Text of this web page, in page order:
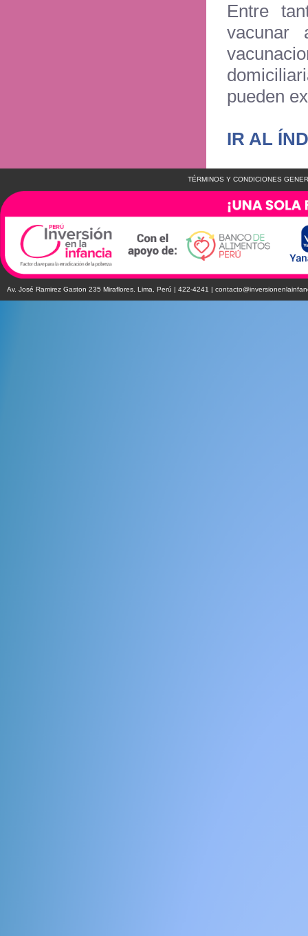
Entre
vacunar
pueden
IR AL
TÉRMINOS Y CONDICIONES
Av. José Ramirez Gaston 235 Miraflores. Lima, Perú | 422-4241 |